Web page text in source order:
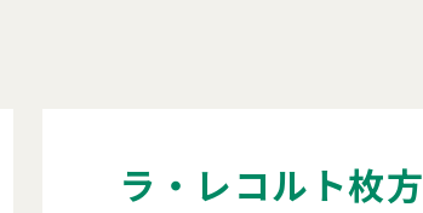
ラ・レコルト枚方